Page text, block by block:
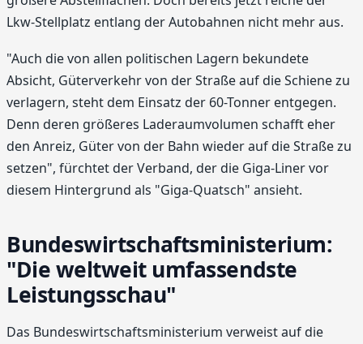
Lkw-Stellplatz entlang der Autobahnen nicht mehr aus.
"Auch die von allen politischen Lagern bekundete
Absicht, Güterverkehr von der Straße auf die Schiene zu
verlagern, steht dem Einsatz der 60-Tonner entgegen.
Denn deren größeres Laderaumvolumen schafft eher
den Anreiz, Güter von der Bahn wieder auf die Straße zu
setzen", fürchtet der Verband, der die Giga-Liner vor
diesem Hintergrund als "Giga-Quatsch" ansieht.
Bundeswirtschaftsministerium:
"Die weltweit umfassendste
Leistungsschau"
Das Bundeswirtschaftsministerium verweist auf die